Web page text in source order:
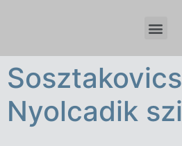
Sosztakovics
Nyolcadik